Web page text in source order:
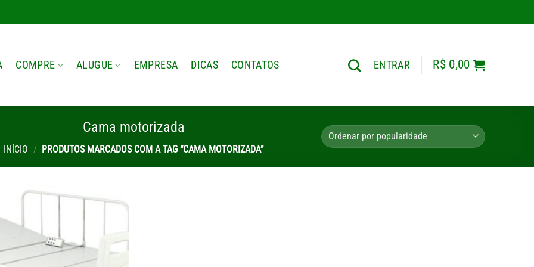
COMPRE ALUGUE EMPRESA DICAS CONTATOS ENTRAR R$0,00
Cama motorizada
INÍCIO / PRODUTOS MARCADOS COM A TAG “CAMA MOTORIZADA”